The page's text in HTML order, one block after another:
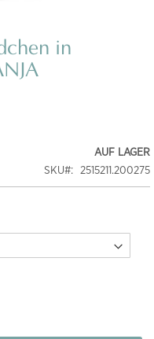
in
AUF LAGER
SKU
2515211.200275